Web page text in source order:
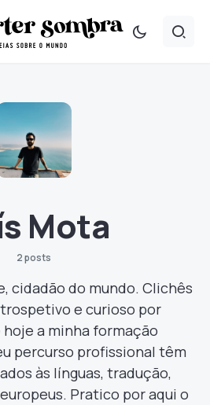
Mota
2 posts
cidadão do mundo. Clichês
e curioso por
a minha formação
percurso profissional têm
às línguas, tradução,
Pratico por aqui o